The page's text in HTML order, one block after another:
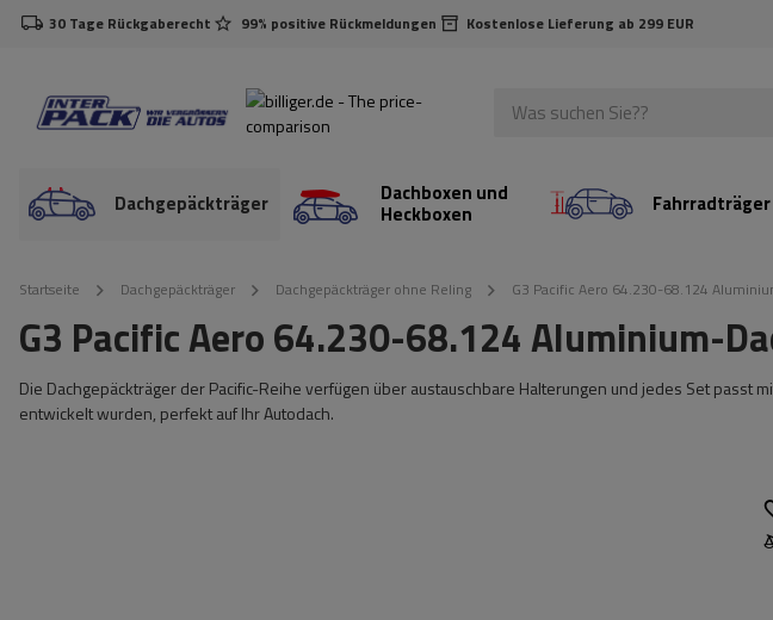
30 Tage Rückgaberecht 99% positive Rückmeldungen Kostenlose Lieferung ab 299 EUR
Dachgepäckträger Dachboxen und
Heckboxen Fahrradträger
Startseite Dachgepäckträger Dachgepäckträger ohne Reling G3 Pacific Aero 64.230-68.124
G3 Pacific Aero 64.230-68.124 Aluminium-
Die Dachgepäckträger der Pacific-Reihe verfügen über austauschbare Halterungen und jedes Set passt
entwickelt wurden, perfekt auf Ihr Autodach.